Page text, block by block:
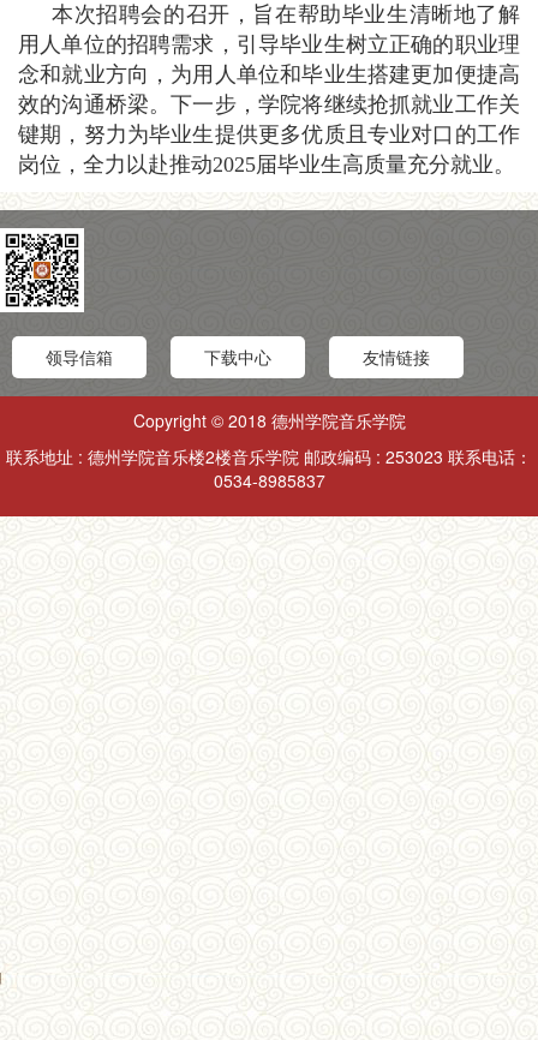
本次招聘会的召开，旨在帮助毕业生清晰地了解
用人单位的招聘需求，引导毕业生树立正确的职业理
念和就业方向，为用人单位和毕业生搭建更加便捷高
效的沟通桥梁。下一步，学院将继续抢抓就业工作关
键期，努力为毕业生提供更多优质且专业对口的工作
岗位，全力以赴推动2025届毕业生高质量充分就业。
领导信箱 下载中心 友情链接
Copyright © 2018 德州学院音乐学院
联系地址 : 德州学院音乐楼2楼音乐学院 邮政编码 : 253023 联系电话：
0534-8985837